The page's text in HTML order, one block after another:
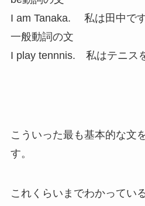
I am Tanaka. 私は田中です
一般動詞の文
I play tennnis. 私はテニス
こういった最も基本的な文
す。
これくらいまでわかってい